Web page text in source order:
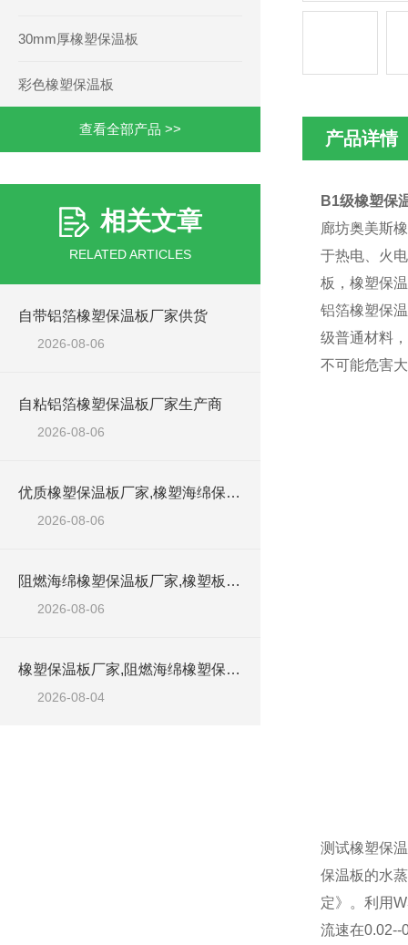
30mm厚橡塑保温板
彩色橡塑保温板
查看全部产品 >>
相关文章
RELATED ARTICLES
自带铝箔橡塑保温板厂家供货
2026-08-06
自粘铝箔橡塑保温板厂家生产商
2026-08-06
优质橡塑保温板厂家,橡塑海绵保温材料供货商
2026-08-06
阻燃海绵橡塑保温板厂家,橡塑板厂家销售点
2026-08-06
橡塑保温板厂家,阻燃海绵橡塑保温板厂家出售
2026-08-04
产品详情
B1级橡塑保
廊坊奥美斯
于热电、火
板，橡塑保
铝箔橡塑保
级普通材料
不可能危害
测试橡塑保
保温板的水
定》。利用
流速在0.02--